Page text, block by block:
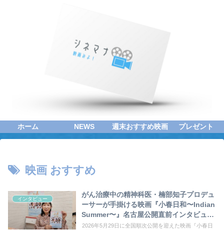
ホーム NEWS 週末おすすめ映画 プレゼント
映画 おすすめ
インタビュー
がん治療中の精神科医・楠部知子プロデュ
ーサーが手掛ける映画『小春日和〜Indian
Summer〜』名古屋公開直前インタビュー
（動画あり）
2026年5月29日に全国順次公開を迎えた映画『小春日